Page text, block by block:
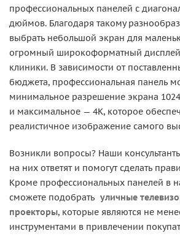
профессиональных панелей с
дюймов. Благодаря такому
выбрать небольшой экран для
огромный широкоформатный
клиники. В зависимости от
бюджета, профессиональная панель
минимальное разрешение экрана
и максимальное — 4K, которое
реалистичное изображение самого
Возникли вопросы? Наши
на них ответят и помогут сделать
Кроме профессиональных панелей в
сможете подобрать уличные
проекторы, которые являются не
инструментами в привлечении